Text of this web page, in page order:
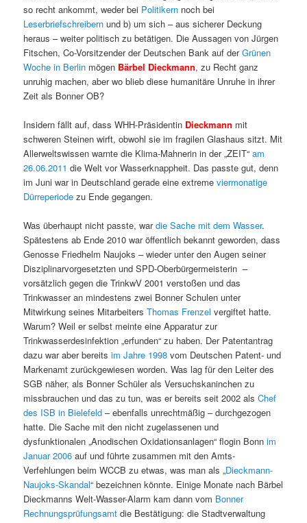
so recht ankommt, weder bei Politikern noch bei
Leserbriefschreibern und b) um sich – aus sicherer Deckung
heraus – weiter politisch zu betätigen. Die Aussagen von Jürgen
Fitschen, Co-Vorsitzender der Deutschen Bank auf derGrünen
Woche in Berlin mögen Bärbel Dieckmann, zu Recht ganz
unruhig machen, aber wo blieb diese humanitäre Unruhe in ihrer
Zeit als Bonner OB?
Insidern fällt auf, dass WHH-Präsidentin Dieckmann mit
schweren Steinen wirft, obwohl sie im fragilen Glashaus sitzt. Mit
Allerweltswissen warnte die Klima-Mahnerin in der „ZEIT“am
26.06.2011die Welt vor Wasserknappheit. Das passte gut, denn
im Juni war in Deutschland gerade eine extremeviermonatige
Dürreperiode zu Ende gegangen.
Was überhaupt nicht passte, wardie Sache mit dem Wasser.
Spätestens ab Ende 2010 war öffentlich bekannt geworden, dass
Genosse Friedhelm Naujoks – wieder unter den Augen seiner
Disziplinarvorgesetzten und SPD-Oberbürgermeisterin –
vorsätzlich gegen die TrinkwV 2001 verstoßen und das
Trinkwasser an mindestens zwei Bonner Schulen unter
Mitwirkung seines MitarbeitersThomas Frenzel vergiftet hatte.
Warum? Weil er selbst meinte eine Apparatur zur
Trinkwasserdesinfektion „erfunden“ zu haben. Der Patentantrag
dazu war aber bereitsim Jahre 1998vom Deutschen Patent- und
Markenamt zurückgewiesen worden. Was lag für den Leiter des
SGB näher, als Bonner Schüler als Versuchskaninchen zu
missbrauchen und das zu tun, was er bereits seit 2002 alsChef
des ISB in Bielefeld – ebenfalls unrechtmäßig – durchgezogen
hatte. Die Sache mit den nicht zugelassenen und
dysfunktionalen „Anodischen Oxidationsanlagen“ flogin Bonnim
Januar 2006auf und führte zusammen mit den Amts-
Verfehlungen beim WCCB zu etwas, was man als „Dieckmann-
Naujoks-Skandal“ bezeichnen könnte. Einige Monate nach Bärbel
Dieckmanns Welt-Wasser-Alarm kam dann vom Bonner
Rechnungsprüfungsamt die Bestätigung: die Stadtverwaltung